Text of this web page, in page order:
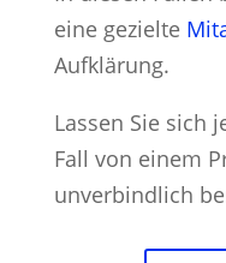
eine gezielte
Aufklärung.
Lassen Sie sich
Fall von einem
unverbindlich